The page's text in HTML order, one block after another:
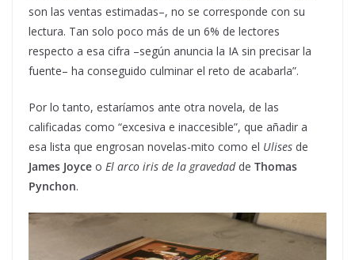
son las ventas estimadas–, no se corresponde con su
lectura. Tan solo poco más de un 6% de lectores
respecto a esa cifra –según anuncia la IA sin precisar la
fuente– ha conseguido culminar el reto de acabarla”.
Por lo tanto, estaríamos ante otra novela, de las
calificadas como “excesiva e inaccesible”, que añadir a
esa lista que engrosan novelas-mito como el Ulises de
James Joyce o El arco iris de la gravedadde Thomas
Pynchon.